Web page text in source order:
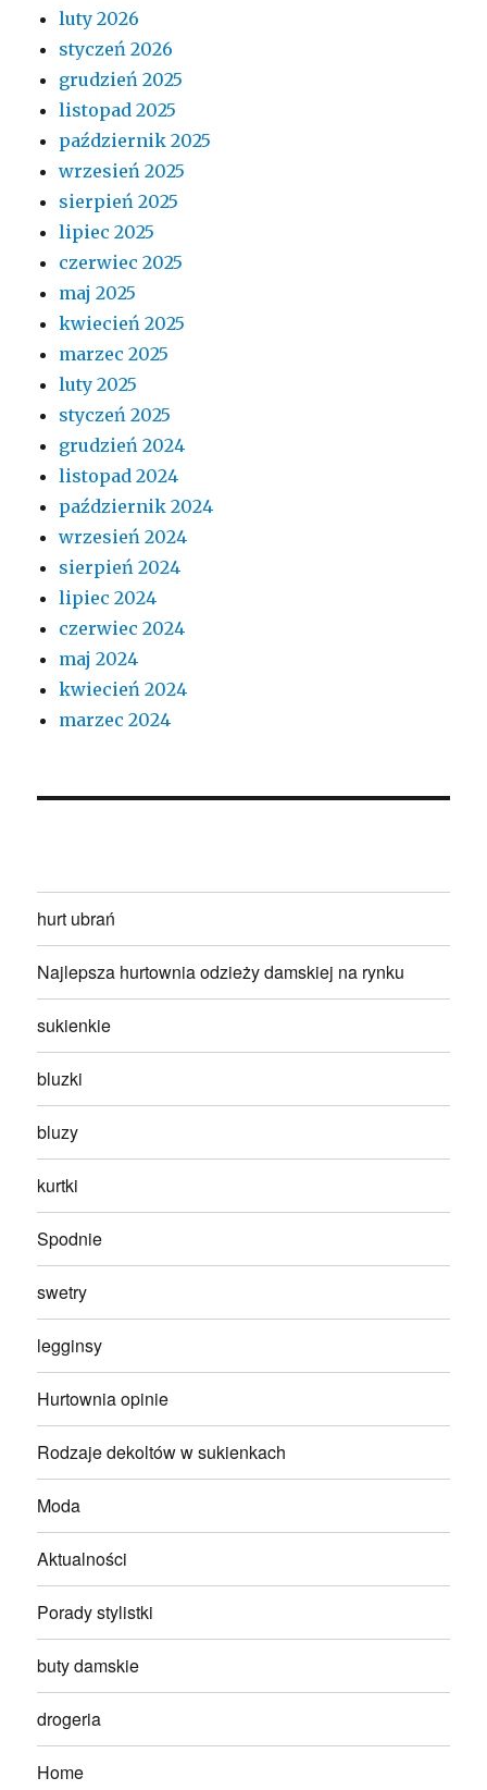
luty 2026
styczeń 2026
grudzień 2025
listopad 2025
październik 2025
wrzesień 2025
sierpień 2025
lipiec 2025
czerwiec 2025
maj 2025
kwiecień 2025
marzec 2025
luty 2025
styczeń 2025
grudzień 2024
listopad 2024
październik 2024
wrzesień 2024
sierpień 2024
lipiec 2024
czerwiec 2024
maj 2024
kwiecień 2024
marzec 2024
hurt ubrań
Najlepsza hurtownia odzieży damskiej na rynku
sukienkie
bluzki
bluzy
kurtki
Spodnie
swetry
legginsy
Hurtownia opinie
Rodzaje dekoltów w sukienkach
Moda
Aktualności
Porady stylistki
buty damskie
drogeria
Home